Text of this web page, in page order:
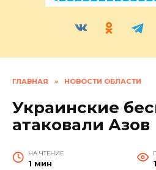
ГЛАВНАЯ » НОВОСТИ ОБЛАСТИ
Украинские
атаковали Азов
НА ЧТЕНИЕ
1 мин